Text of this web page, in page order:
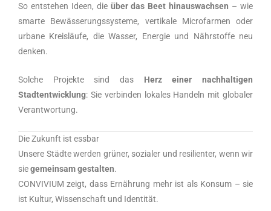
So entstehen Ideen, die über das Beet hinauswachsen – wie
smarte Bewässerungssysteme, vertikale Microfarmen oder
urbane Kreisläufe, die Wasser, Energie und Nährstoffe neu
denken.
Solche Projekte sind das Herz einer nachhaltigen
Stadtentwicklung: Sie verbinden lokales Handeln mit globaler
Verantwortung.
Die Zukunft ist essbar
Unsere Städte werden grüner, sozialer und resilienter, wenn wir
siegemeinsam gestalten.
CONVIVIUM zeigt, dass Ernährung mehr ist als Konsum – sie
ist Kultur, Wissenschaft und Identität.